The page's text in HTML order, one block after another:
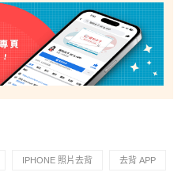
IPHONE 照片去背 去背 APP